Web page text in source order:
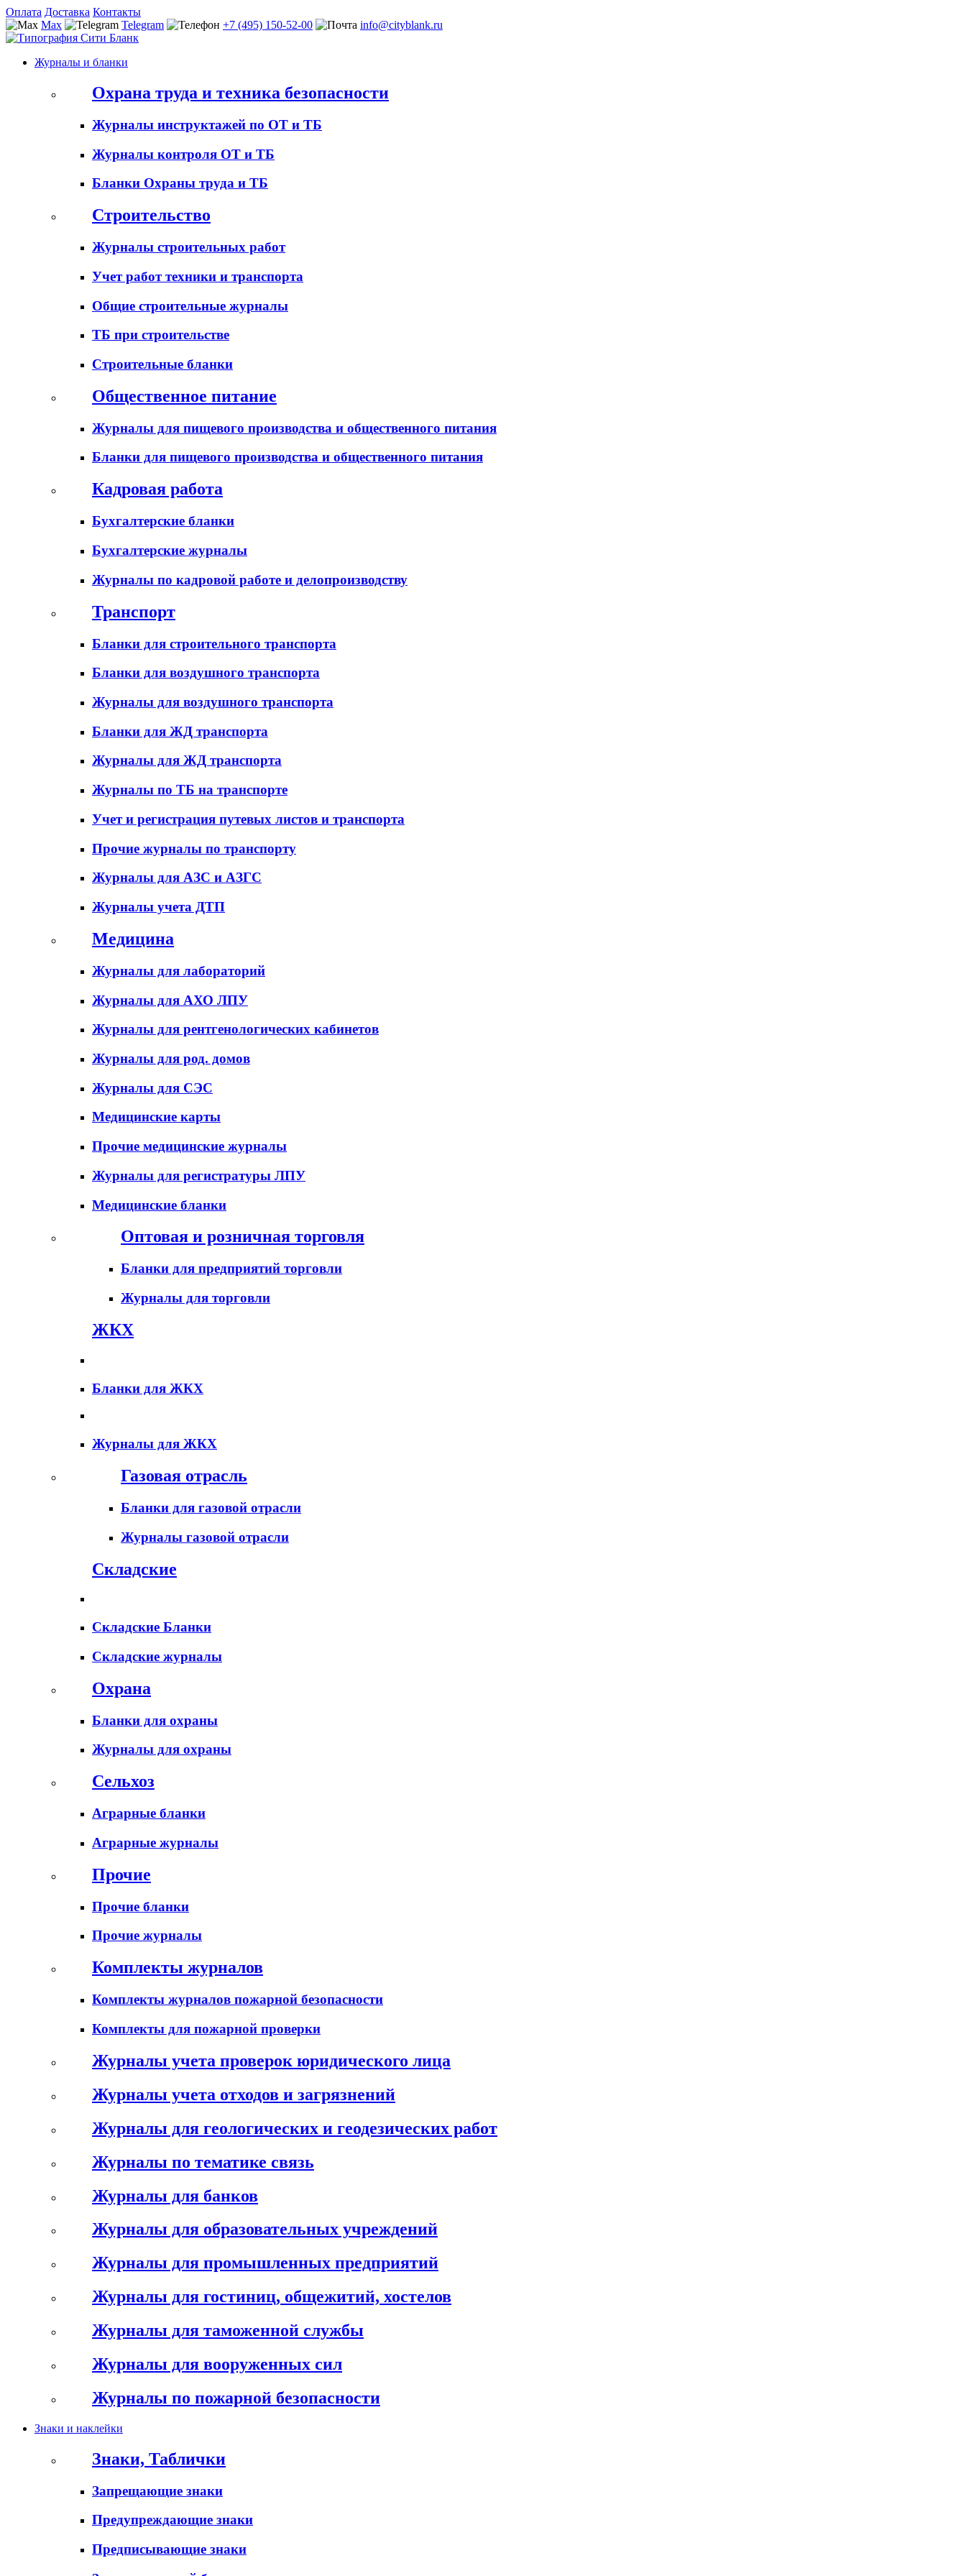
Оплата Доставка Контакты
Max
Telegram +7 (495) 150-52-00 info@cityblank.ru
Журналы и бланки
Охрана труда и техника безопасности
Журналы инструктажей по ОТ и ТБ
Журналы контроля ОТ и ТБ
Бланки Охраны труда и ТБ
Строительство
Журналы строительных работ
Учет работ техники и транспорта
Общие строительные журналы
ТБ при строительстве
Строительные бланки
Общественное питание
Журналы для пищевого производства и общественного питания
Бланки для пищевого производства и общественного питания
Кадровая работа
Бухгалтерские бланки
Бухгалтерские журналы
Журналы по кадровой работе и делопроизводству
Транспорт
Бланки для строительного транспорта
Бланки для воздушного транспорта
Журналы для воздушного транспорта
Бланки для ЖД транспорта
Журналы для ЖД транспорта
Журналы по ТБ на транспорте
Учет и регистрация путевых листов и транспорта
Прочие журналы по транспорту
Журналы для АЗС и АЗГС
Журналы учета ДТП
Медицина
Журналы для лабораторий
Журналы для АХО ЛПУ
Журналы для рентгенологических кабинетов
Журналы для род. домов
Журналы для СЭС
Медицинские карты
Прочие медицинские журналы
Журналы для регистратуры ЛПУ
Медицинские бланки
Оптовая и розничная торговля
Бланки для предприятий торговли
Журналы для торговли
ЖКХ
Бланки для ЖКХ
Журналы для ЖКХ
Газовая отрасль
Бланки для газовой отрасли
Журналы газовой отрасли
Складские
Складские Бланки
Складские журналы
Охрана
Бланки для охраны
Журналы для охраны
Сельхоз
Аграрные бланки
Аграрные журналы
Прочие
Прочие бланки
Прочие журналы
Комплекты журналов
Комплекты журналов пожарной безопасности
Комплекты для пожарной проверки
Журналы учета проверок юридического лица
Журналы учета отходов и загрязнений
Журналы для геологических и геодезических работ
Журналы по тематике связь
Журналы для банков
Журналы для образовательных учреждений
Журналы для промышленных предприятий
Журналы для гостиниц, общежитий, хостелов
Журналы для таможенной службы
Журналы для вооруженных сил
Журналы по пожарной безопасности
Знаки и наклейки
Знаки, Таблички
Запрещающие знаки
Предупреждающие знаки
Предписывающие знаки